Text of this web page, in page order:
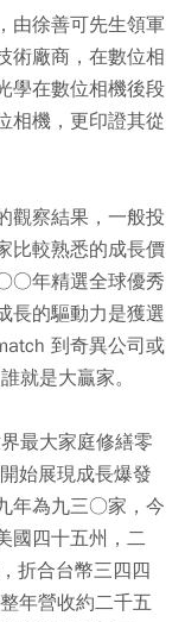
由徐善可先生領軍
術廠商，在數位相
學在數位相機後段
相機，更印證其從
觀察結果，一般投
比較熟悉的成長價
年精選全球優秀
長的驅動力是獲選
到奇異公司或
就是大贏家。
最大家庭修繕零
始展現成長爆發
年為九三○家，今
國四十五州，二
折合台幣三四四
年營收約二千五